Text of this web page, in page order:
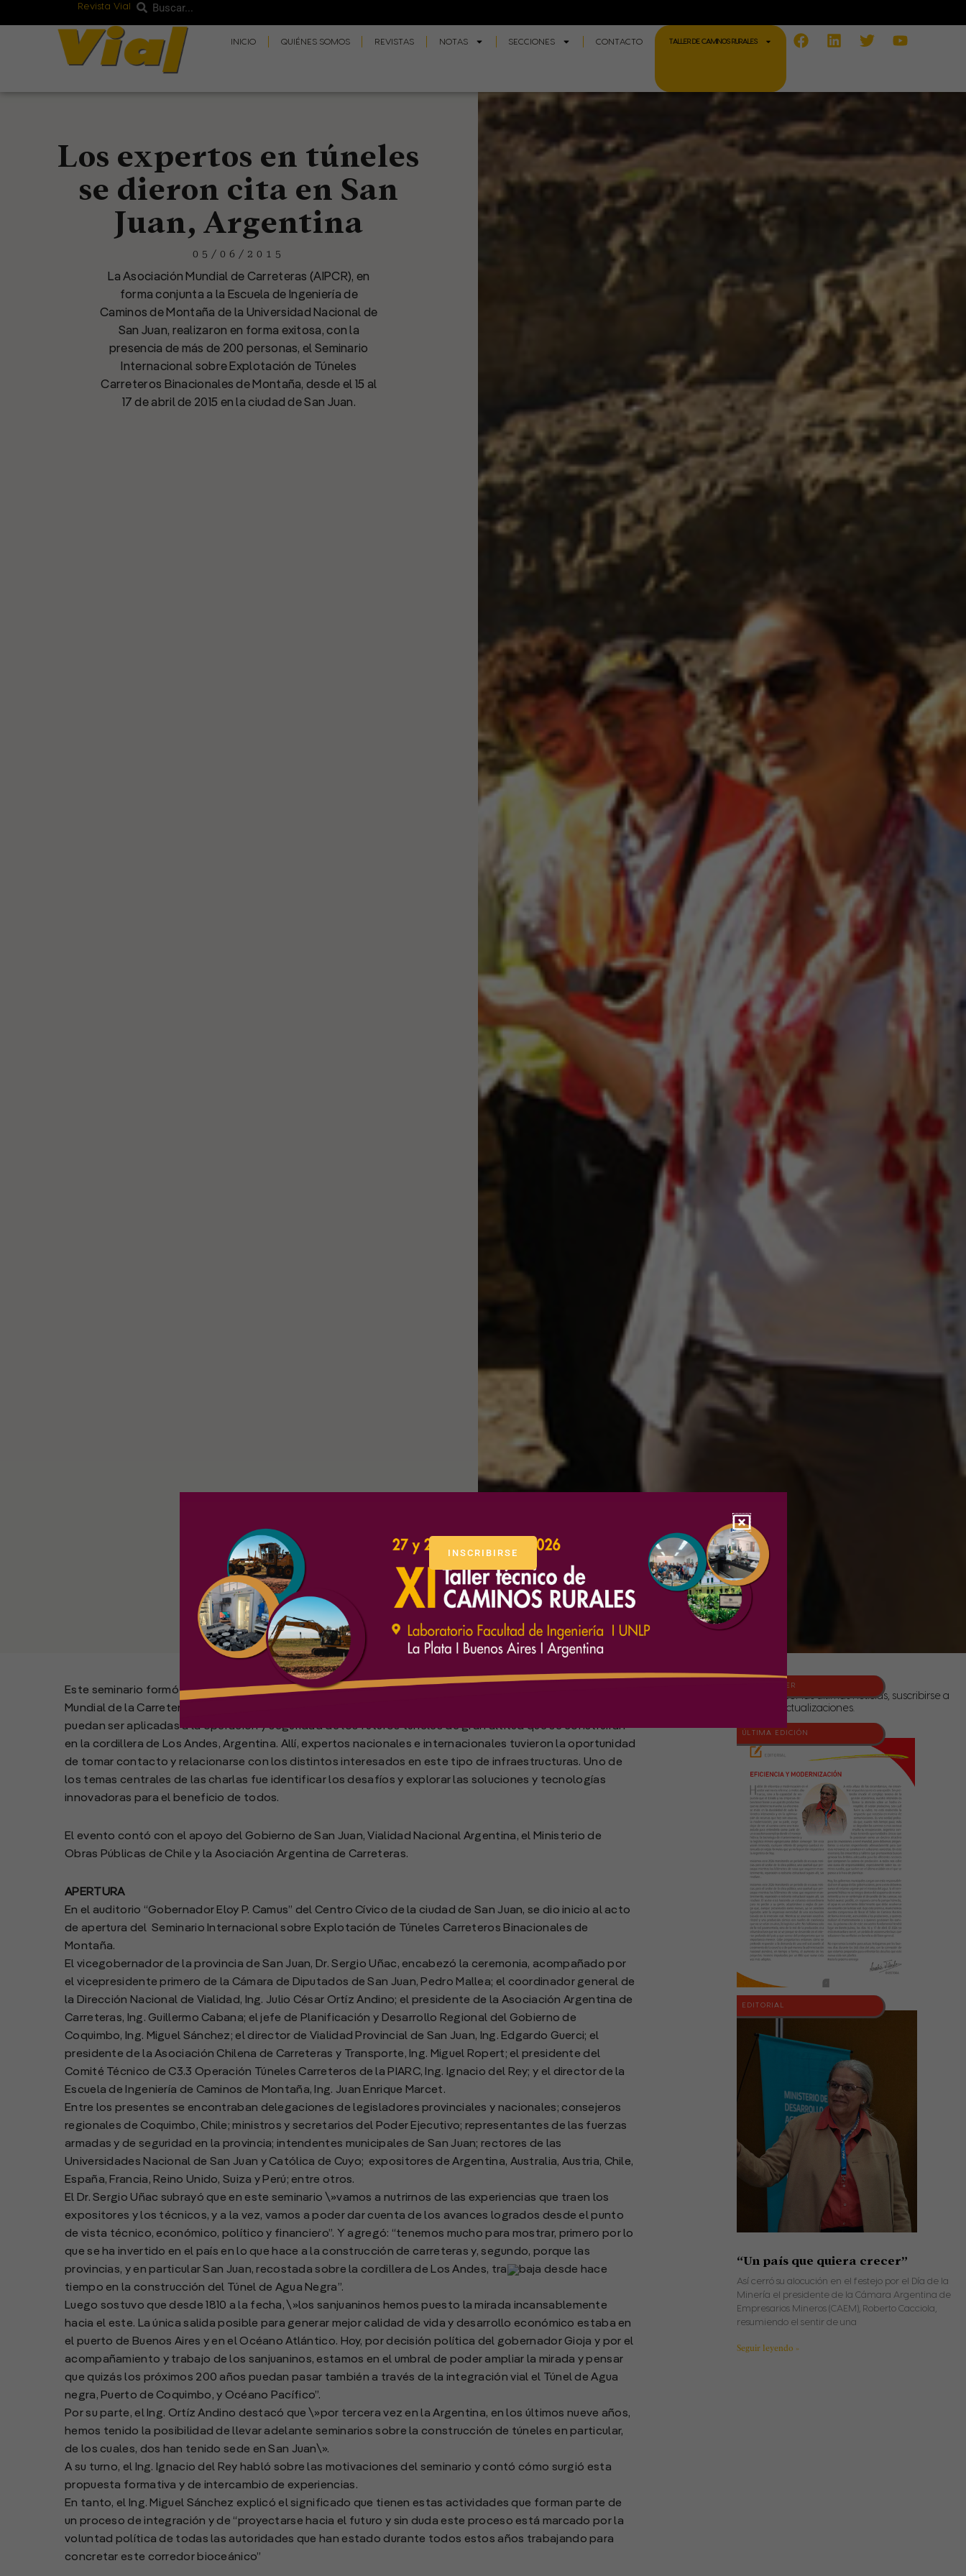
Revista Vial Buscar
Buscar
INICIO QUIÉNES SOMOS REVISTAS NOTAS SECCIONES CONTACTO TALLER DE CAMINOS RURALES
Facebook
LinkedinTwitterYoutube
Los expertos en túneles
se dieron cita en San
Juan, Argentina
05/06/2015
La Asociación Mundial de Carreteras (AIPCR), en
forma conjunta a la Escuela de Ingeniería de
Caminos de Montaña de la Universidad Nacional de
San Juan, realizaron en forma exitosa, con la
presencia de más de 200 personas, el Seminario
Internacional sobre Explotación de Túneles
Carreteros Binacionales de Montaña, desde el 15 al
17 de abril de 2015 en la ciudad de San Juan.
Para conocer las últimas noticias, suscribirse a
nuestras actualizaciones.
ÚLTIMA EDICIÓN
NEWSLETTER
EDITORIAL
“Un país que quiera crecer”
Así cerró su alocución en el festejo por el Día de la
Minería el presidente de la Cámara Argentina de
Empresarios Mineros (CAEM), Roberto Cacciola,
resumiendo el sentir de una
Seguir leyendo »
Este seminario formó parte del Programa de Seminarios Internacional promovido por la Asociación
Mundial de la Carretera y su principal objetivo fue ganar conocimientos y compartir experiencias que
puedan ser aplicadas a la operación y seguridad de los futuros túneles de gran altitud que se construirán
en la cordillera de Los Andes, Argentina. Allí, expertos nacionales e internacionales tuvieron la oportunidad
de tomar contacto y relacionarse con los distintos interesados en este tipo de infraestructuras. Uno de
los temas centrales de las charlas fue identificar los desafíos y explorar las soluciones y tecnologías
innovadoras para el beneficio de todos.
El evento contó con el apoyo del Gobierno de San Juan, Vialidad Nacional Argentina, el Ministerio de
Obras Públicas de Chile y la Asociación Argentina de Carreteras.
APERTURA
En el auditorio “Gobernador Eloy P. Camus” del Centro Cívico de la ciudad de San Juan, se dio inicio al acto
de apertura del Seminario Internacional sobre Explotación de Túneles Carreteros Binacionales de
Montaña.
El vicegobernador de la provincia de San Juan, Dr. Sergio Uñac, encabezó la ceremonia, acompañado por
el vicepresidente primero de la Cámara de Diputados de San Juan, Pedro Mallea; el coordinador general de
la Dirección Nacional de Vialidad, Ing. Julio César Ortíz Andino; el presidente de la Asociación Argentina de
Carreteras, Ing. Guillermo Cabana; el jefe de Planificación y Desarrollo Regional del Gobierno de
Coquimbo, Ing. Miguel Sánchez; el director de Vialidad Provincial de San Juan, Ing. Edgardo Guerci; el
presidente de la Asociación Chilena de Carreteras y Transporte, Ing. Miguel Ropert; el presidente del
Comité Técnico de C3.3 Operación Túneles Carreteros de la PIARC, Ing. Ignacio del Rey; y el director de la
Escuela de Ingeniería de Caminos de Montaña, Ing. Juan Enrique Marcet.
Entre los presentes se encontraban delegaciones de legisladores provinciales y nacionales; consejeros
regionales de Coquimbo, Chile; ministros y secretarios del Poder Ejecutivo; representantes de las fuerzas
armadas y de seguridad en la provincia; intendentes municipales de San Juan; rectores de las
Universidades Nacional de San Juan y Católica de Cuyo; expositores de Argentina, Australia, Austria, Chile,
España, Francia, Reino Unido, Suiza y Perú; entre otros.
El Dr. Sergio Uñac subrayó que en este seminario \»vamos a nutrirnos de las experiencias que traen los
expositores y los técnicos, y a la vez, vamos a poder dar cuenta de los avances logrados desde el punto
de vista técnico, económico, político y financiero”. Y agregó: “tenemos mucho para mostrar, primero por lo
que se ha invertido en el país en lo que hace a la construcción de carreteras y, segundo, porque las
provincias, y en particular San Juan, recostada sobre la cordillera de Los Andes, tra
baja desde hace
tiempo en la construcción del Túnel de Agua Negra”.
Luego sostuvo que desde 1810 a la fecha, \»los sanjuaninos hemos puesto la mirada incansablemente
hacia el este. La única salida posible para generar mejor calidad de vida y desarrollo económico estaba en
el puerto de Buenos Aires y en el Océano Atlántico. Hoy, por decisión política del gobernador Gioja y por el
acompañamiento y trabajo de los sanjuaninos, estamos en el umbral de poder ampliar la mirada y pensar
que quizás los próximos 200 años puedan pasar también a través de la integración vial el Túnel de Agua
negra, Puerto de Coquimbo, y Océano Pacífico”.
Por su parte, el Ing. Ortíz Andino destacó que \»por tercera vez en la Argentina, en los últimos nueve años,
hemos tenido la posibilidad de llevar adelante seminarios sobre la construcción de túneles en particular,
de los cuales, dos han tenido sede en San Juan\».
A su turno, el Ing. Ignacio del Rey habló sobre las motivaciones del seminario y contó cómo surgió esta
propuesta formativa y de intercambio de experiencias.
En tanto, el Ing. Miguel Sánchez explicó el significado que tienen estas actividades que forman parte de
un proceso de integración y de “proyectarse hacia el futuro y sin duda este proceso está marcado por la
voluntad política de todas las autoridades que han estado durante todos estos años trabajando para
concretar este corredor bioceánico”
INSCRIBIRSE